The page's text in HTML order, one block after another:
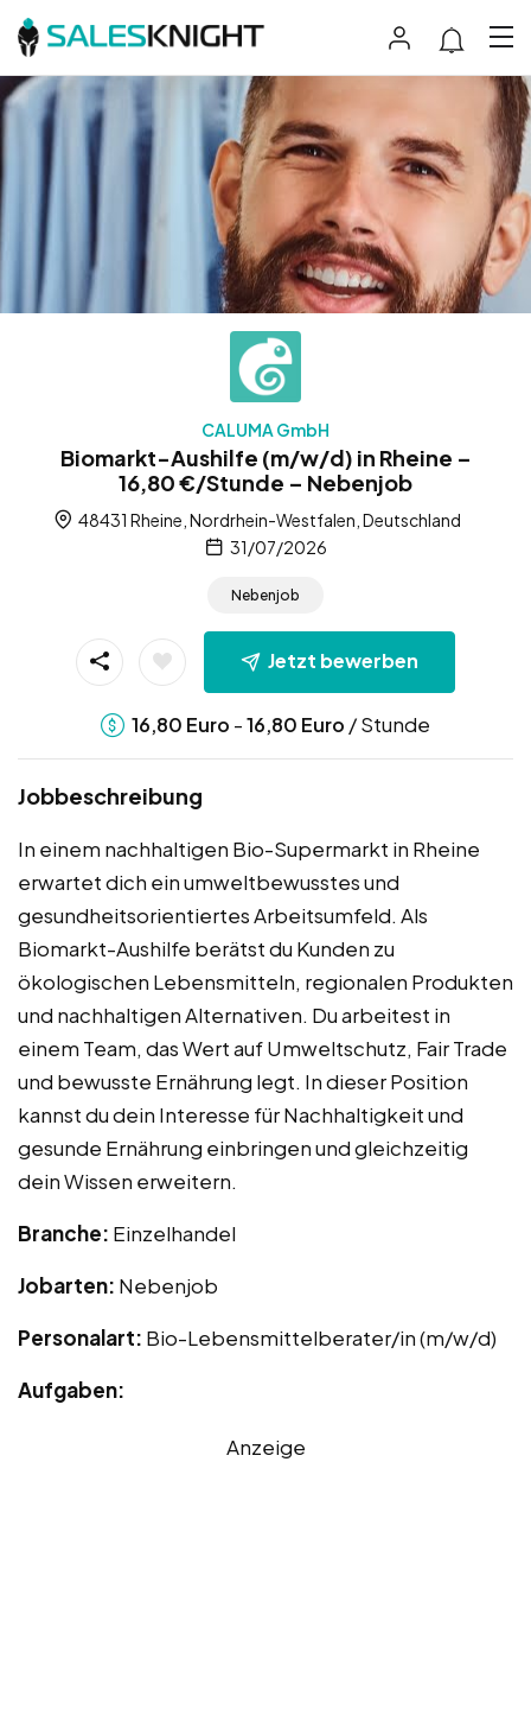
CALUMA GmbH
Biomarkt-Aushilfe (m/w/d) in Rheine –
16,80 €/Stunde – Nebenjob
48431 Rheine, Nordrhein-Westfalen, Deutschland
31/07/2026
Nebenjob
Jetzt bewerben
16,80 Euro -16,80 Euro / Stunde
Jobbeschreibung
In einem nachhaltigen Bio-Supermarkt in Rheine
erwartet dich ein umweltbewusstes und
gesundheitsorientiertes Arbeitsumfeld. Als
Biomarkt-Aushilfe berätst du Kunden zu
ökologischen Lebensmitteln, regionalen Produkten
und nachhaltigen Alternativen. Du arbeitest in
einem Team, das Wert auf Umweltschutz, Fair Trade
und bewusste Ernährung legt. In dieser Position
kannst du dein Interesse für Nachhaltigkeit und
gesunde Ernährung einbringen und gleichzeitig
dein Wissen erweitern.
Branche: Einzelhandel
Jobarten: Nebenjob
Personalart: Bio-Lebensmittelberater/in (m/w/d)
Aufgaben:
Anzeige